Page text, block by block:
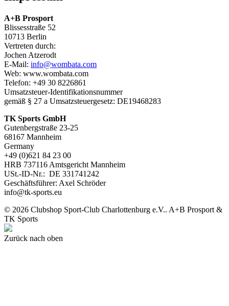
A+B Prosport
Blissesstraße 52
10713 Berlin
Vertreten durch:
Jochen Atzerodt
E-Mail: info@wombata.com
Web: www.wombata.com
Telefon: +49 30 8226861
Umsatzsteuer-Identifikationsnummer
gemäß § 27 a Umsatzsteuergesetz: DE19468283
TK Sports GmbH
Gutenbergstraße 23-25
68167 Mannheim
Germany
+49 (0)621 84 23 00
HRB 737116 Amtsgericht Mannheim
USt.-ID-Nr.: DE 331741242
Geschäftsführer: Axel Schröder
info@tk-sports.eu
© 2026 Clubshop Sport-Club Charlottenburg e.V.. A+B Prosport &
TK Sports
Zurück nach oben